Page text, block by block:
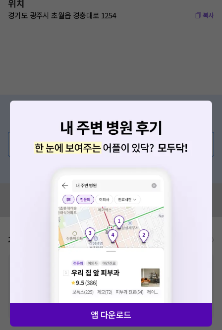
위치
경기도 광주시 초월읍 경충대로 1254 복사
의사가 직접 답해드려요!
💬 무엇이든 물어보세요
혹시 잘못된 병원정보가 있나요?
모두닥 팀에 알려주세요!
가격표 비급여/급여 진료란?
추가비용 등으로 실제 가격과 상이할 수 있으니, 정확
한 가격은 해당 의료기관에 직접 문의해주세요.
건강보험심사평가원
에 고지되어 있는 급여 진료 기준 가
격입니다. (진료와 연관된 복합적인 비용이 추가되어, 병원마다 금액이 다르게
앱 다운로드